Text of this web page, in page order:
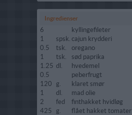
Ingredienser
6
kyllingefileter
1
spsk. cajun krydderi
0.5
tsk.
oregano
1
tsk.
sød paprika
1.25 dl.
hvedemel
0.5
peberfrugt
120
g.
klaret smør
1
dl.
mad olie
2
fed
finthakket hvidløg
425
g.
flået hakket tomater